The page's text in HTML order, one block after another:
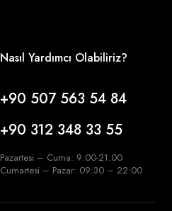
Nasıl Yardımcı Olabiliriz?
+90 507 563 54 84
+90 312 348 33 55
Pazartesi – Cuma: 9:00-21:00
Cumartesi – Pazar: 09:30 – 22:00